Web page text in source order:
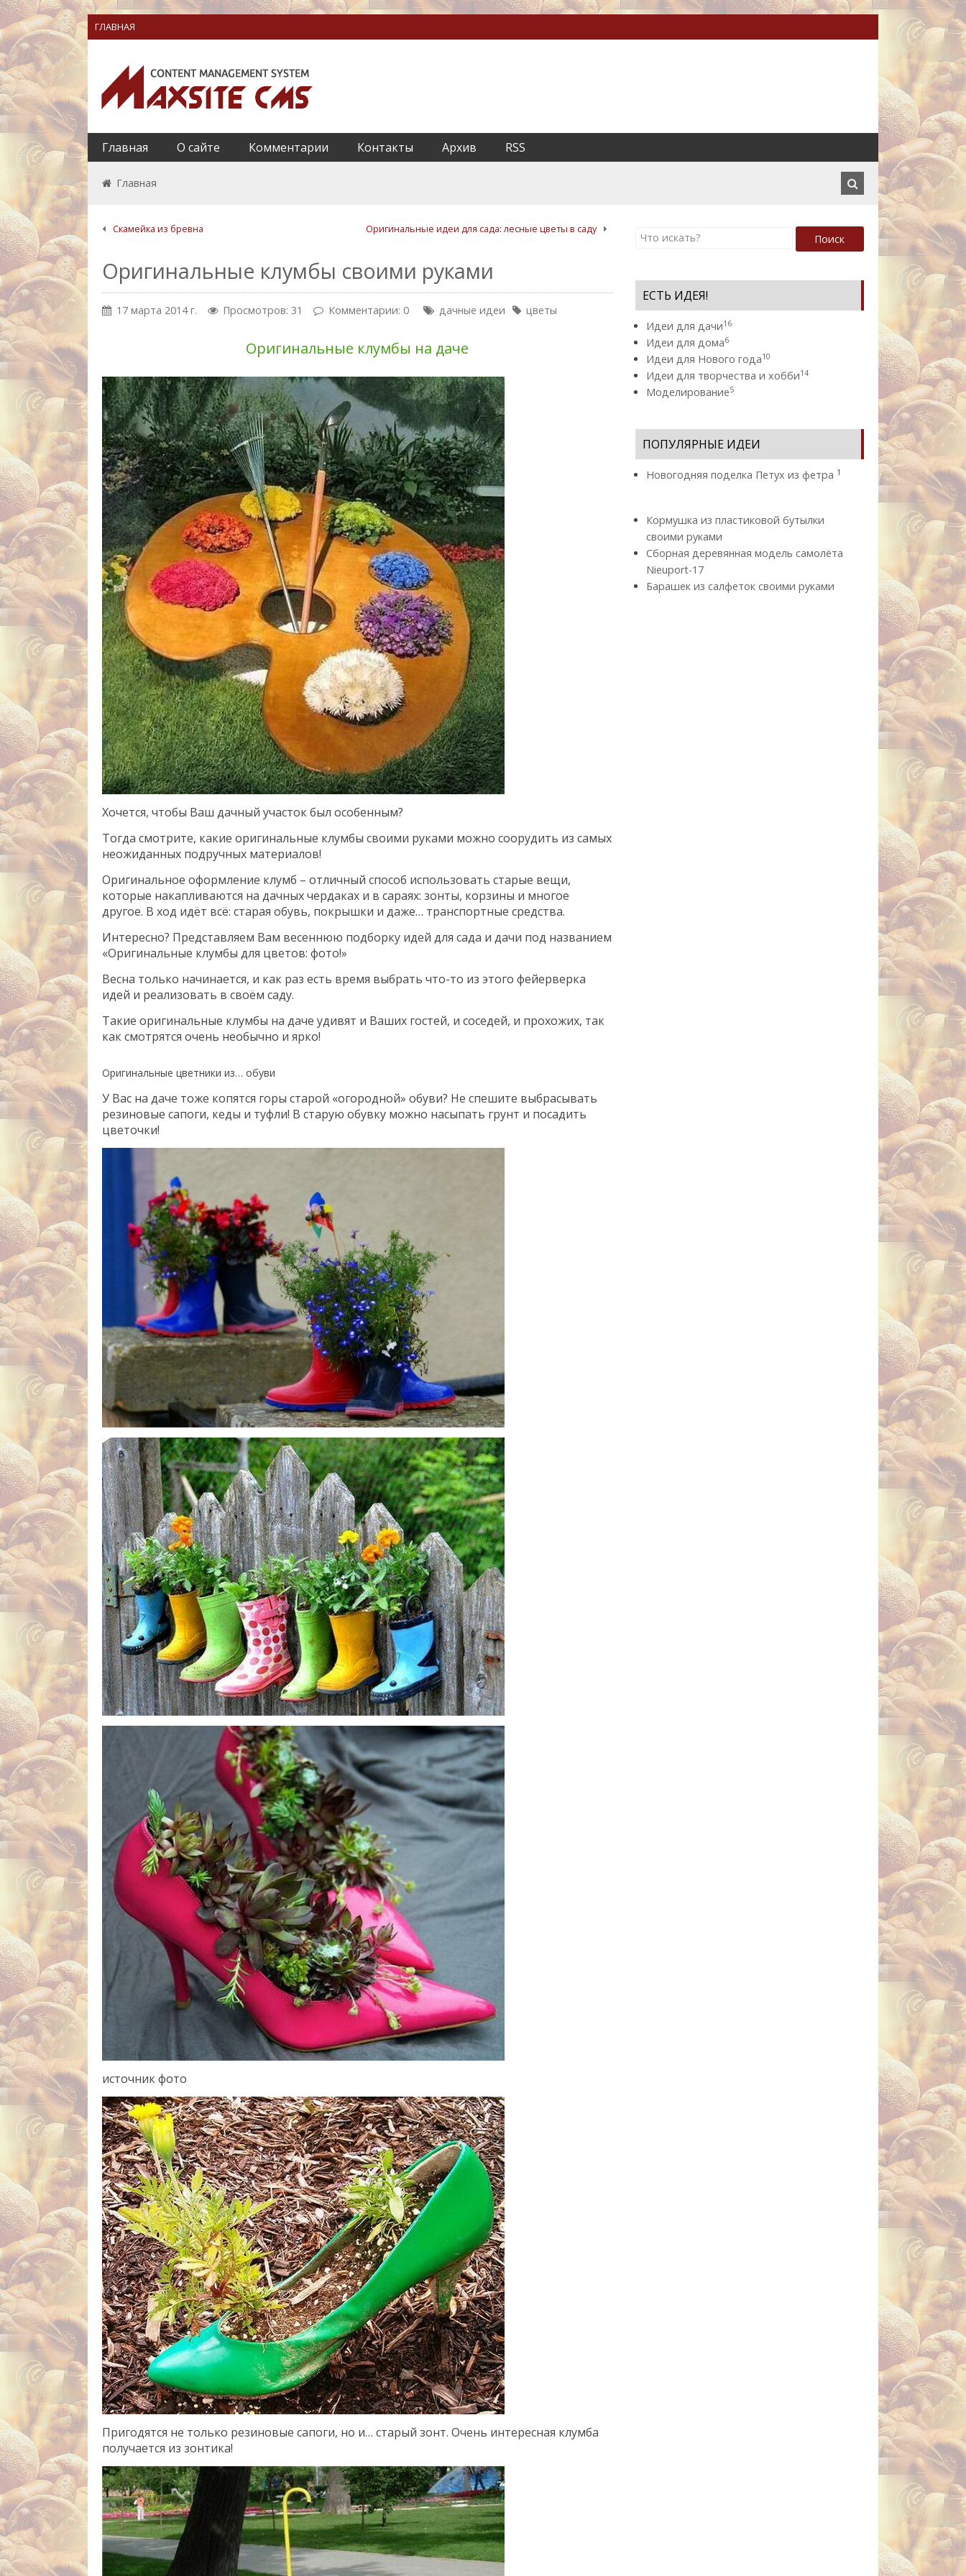
ГЛАВНАЯ
Главная О сайте Комментарии Контакты Архив RSS
Главная
Скамейка из бревна Оригинальные идеи для сада: лесные цветы в саду
Оригинальные клумбы своими руками
17 марта 2014 г. Просмотров: 31 Комментарии: 0 дачные идеи цветы
Оригинальные клумбы на даче
Хочется, чтобы Ваш дачный участок был особенным?
Тогда смотрите, какие оригинальные клумбы своими руками можно соорудить из самых
неожиданных подручных материалов!
Оригинальное оформление клумб – отличный способ использовать старые вещи,
которые накапливаются на дачных чердаках и в сараях: зонты, корзины и многое
другое. В ход идёт всё: старая обувь, покрышки и даже… транспортные средства.
Интересно? Представляем Вам весеннюю подборку идей для сада и дачи под названием
«Оригинальные клумбы для цветов: фото!»
Весна только начинается, и как раз есть время выбрать что-то из этого фейерверка
идей и реализовать в своём саду.
Такие оригинальные клумбы на даче удивят и Ваших гостей, и соседей, и прохожих, так
как смотрятся очень необычно и ярко!
Оригинальные цветники из… обуви
У Вас на даче тоже копятся горы старой «огородной» обуви? Не спешите выбрасывать
резиновые сапоги, кеды и туфли! В старую обувку можно насыпать грунт и посадить
цветочки!
источник фото
Пригодятся не только резиновые сапоги, но и… старый зонт. Очень интересная клумба
получается из зонтика!
Поиск
ЕСТЬ ИДЕЯ!
Идеи для дачи16
Идеи для дома6
Идеи для Нового года10
Идеи для творчества и хобби14
Моделирование5
ПОПУЛЯРНЫЕ ИДЕИ
Новогодняя поделка Петух из фетра 1
Кормушка из пластиковой бутылки
своими руками
Сборная деревянная модель самолёта
Nieuport-17
Барашек из салфеток своими руками